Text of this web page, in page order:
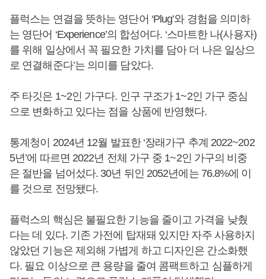
플럭스는 연결을 뜻하는 영단어 ‘Plug’와 경험을 의미하
는 영단어 ‘Experience’의 합성어다. ‘스마트한 나(사용자)
를 위해 일상에서 꼭 필요한 가치를 담아 더 나은 일상으
로 연결해준다’는 의미를 담았다.
주 타깃은 1~2인 가구다. 인구 구조가 1~2인 가구 중심
으로 변화하고 있다는 점을 상품에 반영했다.
통계청이 2024년 12월 발표한 ‘장래가구 추계 2022~202
5년’에 따르면 2022년 전체 가구 중 1~2인 가구의 비중
은 절반을 넘어섰다. 30년 뒤인 2052년에는 76.8%에 이
를 것으로 전망됐다.
플럭스의 핵심은 불필요한 기능을 줄이고 가격을 낮췄
다는 데 있다. 기존 가전에 탑재돼 있지만 자주 사용하지
않았던 기능은 제외해 가볍게 하고 디자인은 간소화했
다. 필요 이상으로 큰 용량을 줄여 콤팩트하고 심플하게